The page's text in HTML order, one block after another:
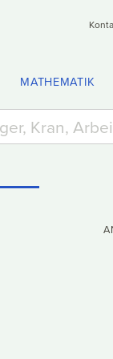
MATHEMATIK